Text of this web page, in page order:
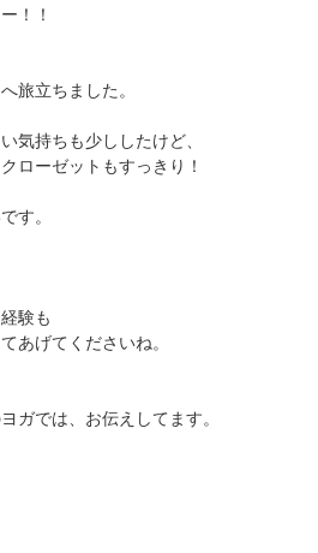
！！
旅立ちました。
気持ちも少ししたけど、
ローゼットもすっきり！
す。
験も
あげてくださいね。
ガでは、お伝えしてます。